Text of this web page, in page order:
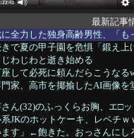
最新記事
に全力した独身高齢男性、「
で夏の甲子園を危惧「鍛え上
じわじわと逝き始める
して必死に頼んだらこうなる
門家、高市を揶揄したAI画像
さん(32)のふっくらお胸、エ□
系JKのホットケーキ、レベチ
す」←飽きた。おっさんにし